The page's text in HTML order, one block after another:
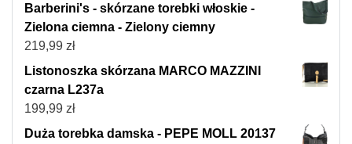
Barberini's - skórzane torebki włoskie -
Zielona ciemna - Zielony ciemny
219,99 zł
Listonoszka skórzana MARCO MAZZINI
czarna L237a
199,99 zł
Duża torebka damska - PEPE MOLL 20137